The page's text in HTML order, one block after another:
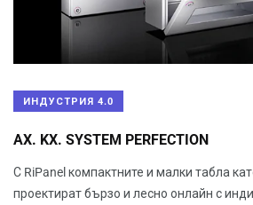
ИНДУСТРИЯ 4.0
AX. KX. SYSTEM PERFECTION
С RiPanel компактните и малки табла
проектират бързо и лесно онлайн с